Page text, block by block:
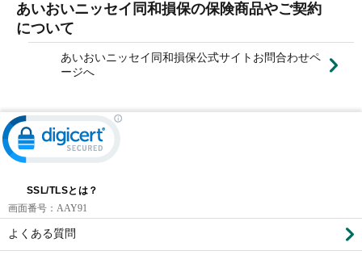
あいおいニッセイ同和損保の保険商品やご契約
について
あいおいニッセイ同和損保公式サイトお問合わせペ
ージへ
SSL/TLSとは？
画面番号： AAY91
よくある質問